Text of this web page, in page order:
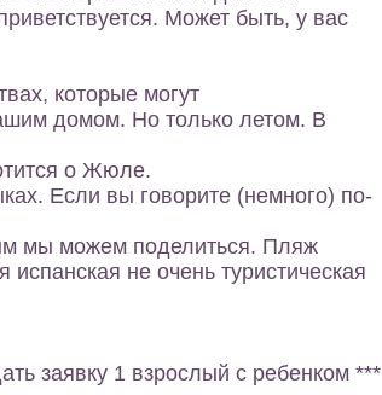
Может быть, у вас
которые могут
домом. Но только летом. В
о Жюле.
Если вы говорите (немного) по-
мы можем поделиться. Пляж
не очень туристическая
заявку 1 взрослый с ребенком ***